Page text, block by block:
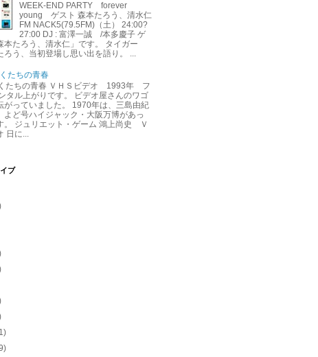
WEEK-END PARTY forever
young ゲスト 森本たろう、清水仁
FM NACK5(79.5FM)（土） 24:00?
27:00 DJ : 富澤一誠 /本多慶子 ゲ
本たろう、清水仁」です。 タイガー
ろう、当初登場し思い出を語り。 ...
たちの青春
たちの青春 ＶＨＳビデオ 1993年 フ
タル上がりです。 ビデオ屋さんのワゴ
がっていました。 1970年は、三島由紀
よど号ハイジャック・大阪万博があっ
。 ジュリエット・ゲーム 鴻上尚史 Ｖ
日に...
ブ